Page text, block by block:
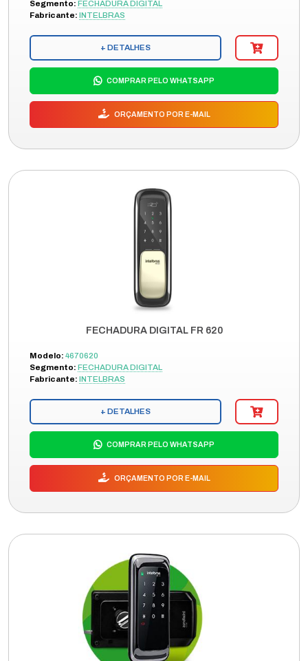
Segmento: FECHADURA DIGITAL
Fabricante: INTELBRAS
+ DETALHES
COMPRAR PELO WHATSAPP
ORÇAMENTO POR E-MAIL
FECHADURA DIGITAL FR 620
Modelo: 4670620
Segmento: FECHADURA DIGITAL
Fabricante: INTELBRAS
+ DETALHES
COMPRAR PELO WHATSAPP
ORÇAMENTO POR E-MAIL